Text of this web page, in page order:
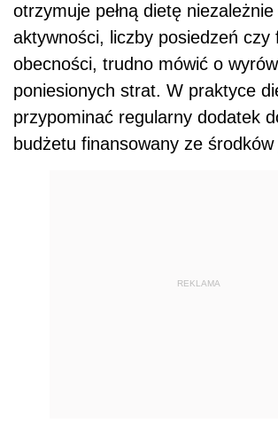
otrzymuje pełną dietę niezależnie
aktywności, liczby posiedzeń czy
obecności, trudno mówić o
poniesionych strat. W praktyce
przypominać regularny dodatek
budżetu finansowany ze
REKLAMA